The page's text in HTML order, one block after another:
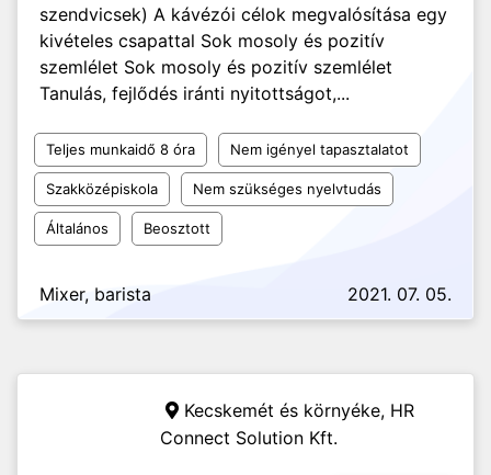
szendvicsek) A kávézói célok megvalósítása egy
kivételes csapattal Sok mosoly és pozitív
szemlélet Sok mosoly és pozitív szemlélet
Tanulás, fejlődés iránti nyitottságot,...
Teljes munkaidő 8 óra Nem igényel tapasztalatot
Szakközépiskola Nem szükséges nyelvtudás
Általános Beosztott
Mixer, barista 2021. 07. 05.
Kecskemét és környéke, HR
Connect Solution Kft.